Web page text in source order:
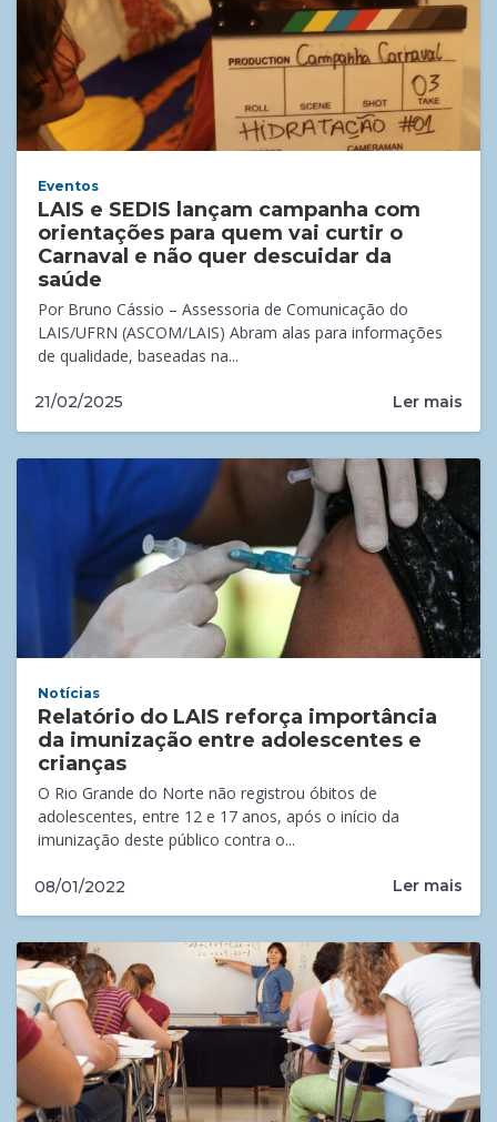
Eventos
LAIS e SEDIS lançam campanha com
orientações para quem vai curtir o
Carnaval e não quer descuidar da
saúde
Por Bruno Cássio – Assessoria de Comunicação do
LAIS/UFRN (ASCOM/LAIS) Abram alas para informações
de qualidade, baseadas na...
21/02/2025 Ler mais
Notícias
Relatório do LAIS reforça importância
da imunização entre adolescentes e
crianças
O Rio Grande do Norte não registrou óbitos de
adolescentes, entre 12 e 17 anos, após o início da
imunização deste público contra o...
08/01/2022 Ler mais